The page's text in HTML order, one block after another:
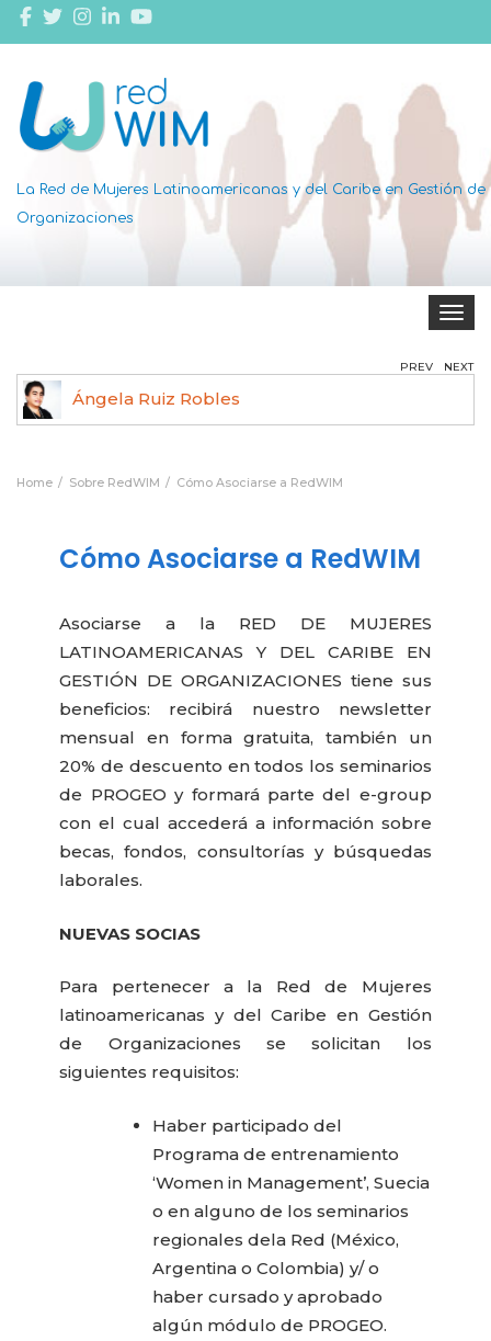
La Red de Mujeres Latinoamericanas y del Caribe en Gestión de
Organizaciones
Toggle
Ángela Ruiz Robles
PREV NEXT
Home Sobre RedWIM Cómo Asociarse a RedWIM
Cómo Asociarse a RedWIM
Asociarse a la RED DE MUJERES
LATINOAMERICANAS Y DEL CARIBE EN
GESTIÓN DE ORGANIZACIONES tiene sus
beneficios: recibirá nuestro newsletter
mensual en forma gratuita, también un
20% de descuento en todos los seminarios
de PROGEO y formará parte del e-group
con el cual accederá a información sobre
becas, fondos, consultorías y búsquedas
laborales.
NUEVAS SOCIAS
Para pertenecer a la Red de Mujeres
latinoamericanas y del Caribe en Gestión
de Organizaciones se solicitan los
siguientes requisitos:
Haber participado del
Programa de entrenamiento
‘Women in Management’, Suecia
o en alguno de los seminarios
regionales dela Red (México,
Argentina o Colombia) y/ o
haber cursado y aprobado
algún módulo de PROGEO.